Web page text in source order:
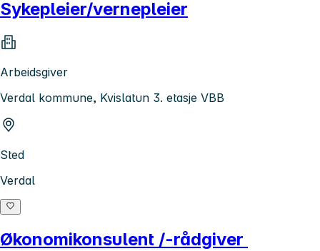
Sykepleier/vernepleier
Arbeidsgiver
Verdal kommune, Kvislatun 3. etasje VBB
Sted
Verdal
Økonomikonsulent /-rådgiver